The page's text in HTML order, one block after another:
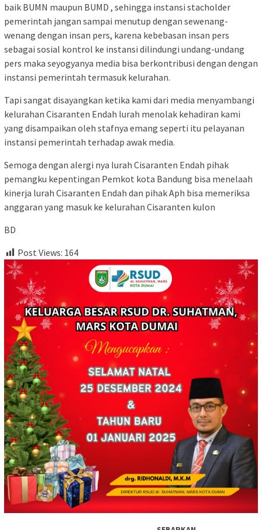
baik BUMN maupun BUMD , sehingga instansi stacholder
pemerintah jangan sampai menutup dengan sewenang-
wenang dengan insan pers, karena kebebasan insan pers
sebagai sosial kontrol ke instansi dilindungi undang-undang
pers maka seyogyanya media bisa berkontribusi dengan dengan
instansi pemerintah termasuk kelurahan.
Tapi sangat disayangkan ketika kami dari media menyambangi
kelurahan Cisaranten Endah lurah menolak kehadiran kami
yang disampaikan oleh stafnya emang seperti itu pelayanan
instansi pemerintah terhadap awak media.
Semoga dengan alergi nya lurah Cisaranten Endah pihak
pemangku kepentingan Pemkot kota Bandung bisa menelaah
kinerja lurah Cisaranten Endah dan pihak Aph bisa memeriksa
anggaran yang masuk ke kelurahan Cisaranten kulon
BD
Post Views: 164